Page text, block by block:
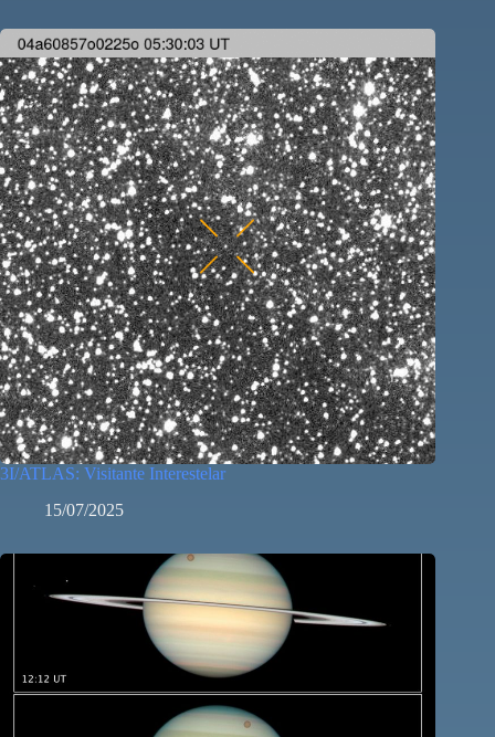
3I/ATLAS: Visitante Interestelar
15/07/2025